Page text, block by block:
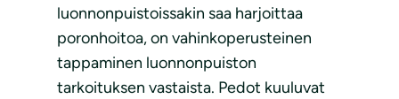
luonnonpuistoissakin saa harjoittaa
poronhoitoa, on vahinkoperusteinen
tappaminen luonnonpuiston
tarkoituksen vastaista. Pedot kuuluvat